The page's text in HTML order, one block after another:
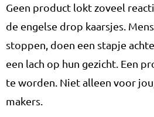
Geen product lokt zoveel
de engelse drop kaarsjes.
stoppen, doen een stapje
een lach op hun gezicht. Een
te worden. Niet alleen voor
makers.